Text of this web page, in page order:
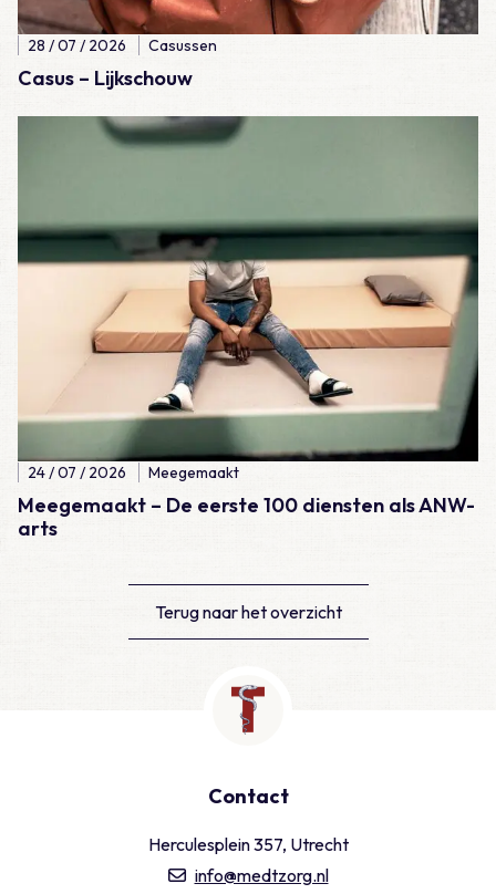
Casus – Lijkschouw
28 / 07 / 2026 Casussen
Meegemaakt – De eerste 100 diensten als ANW-
arts
24 / 07 / 2026 Meegemaakt
Lees meer over Meegemaakt – De eerste 100 diensten als
Terug naar het overzicht
Contact
Herculesplein 357, Utrecht
info@medtzorg.nl